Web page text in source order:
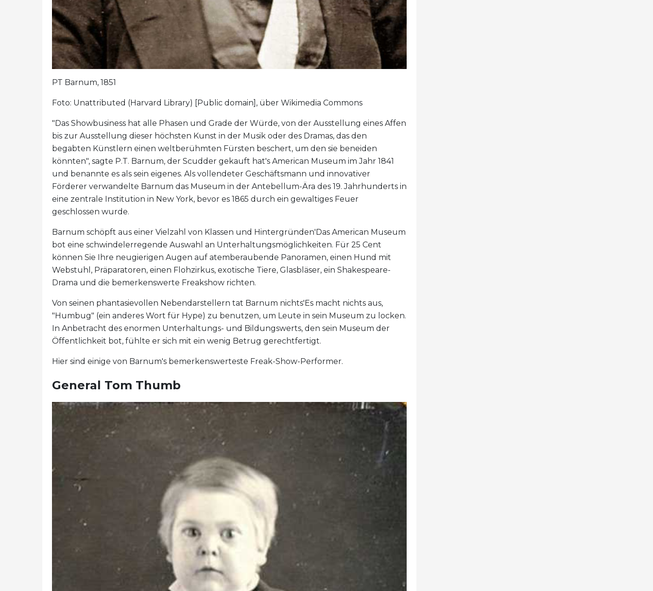
PT Barnum, 1851
Foto: Unattributed (Harvard Library) [Public domain], über Wikimedia Commons
"Das Showbusiness hat alle Phasen und Grade der Würde, von der Ausstellung eines Affen
bis zur Ausstellung dieser höchsten Kunst in der Musik oder des Dramas, das den
begabten Künstlern einen weltberühmten Fürsten beschert, um den sie beneiden
könnten", sagte P.T. Barnum, der Scudder gekauft hat's American Museum im Jahr 1841
und benannte es als sein eigenes. Als vollendeter Geschäftsmann und innovativer
Förderer verwandelte Barnum das Museum in der Antebellum-Ära des 19. Jahrhunderts in
eine zentrale Institution in New York, bevor es 1865 durch ein gewaltiges Feuer
geschlossen wurde.
Barnum schöpft aus einer Vielzahl von Klassen und Hintergründen'Das American Museum
bot eine schwindelerregende Auswahl an Unterhaltungsmöglichkeiten. Für 25 Cent
können Sie Ihre neugierigen Augen auf atemberaubende Panoramen, einen Hund mit
Webstuhl, Präparatoren, einen Flohzirkus, exotische Tiere, Glasbläser, ein Shakespeare-
Drama und die bemerkenswerte Freakshow richten.
Von seinen phantasievollen Nebendarstellern tat Barnum nichts'Es macht nichts aus,
"Humbug" (ein anderes Wort für Hype) zu benutzen, um Leute in sein Museum zu locken.
In Anbetracht des enormen Unterhaltungs- und Bildungswerts, den sein Museum der
Öffentlichkeit bot, fühlte er sich mit ein wenig Betrug gerechtfertigt.
Hier sind einige von Barnum's bemerkenswerteste Freak-Show-Performer.
General Tom Thumb